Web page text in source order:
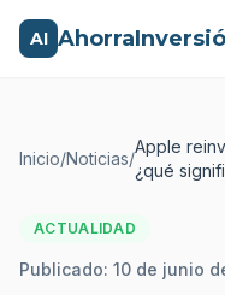
AI
Inicio/Noticias/
Apple
¿qué
ACTUALIDAD
Publicado: 10 de junio